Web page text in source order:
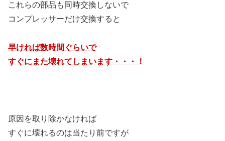
これらの部品も同時交換しないで
コンプレッサーだけ交換すると
早ければ数時間ぐらいで
すぐにまた壊れてしまいます・・・！
原因を取り除かなければ
すぐに壊れるのは当たり前ですが